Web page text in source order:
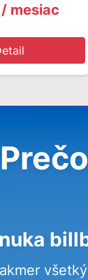
mesiac